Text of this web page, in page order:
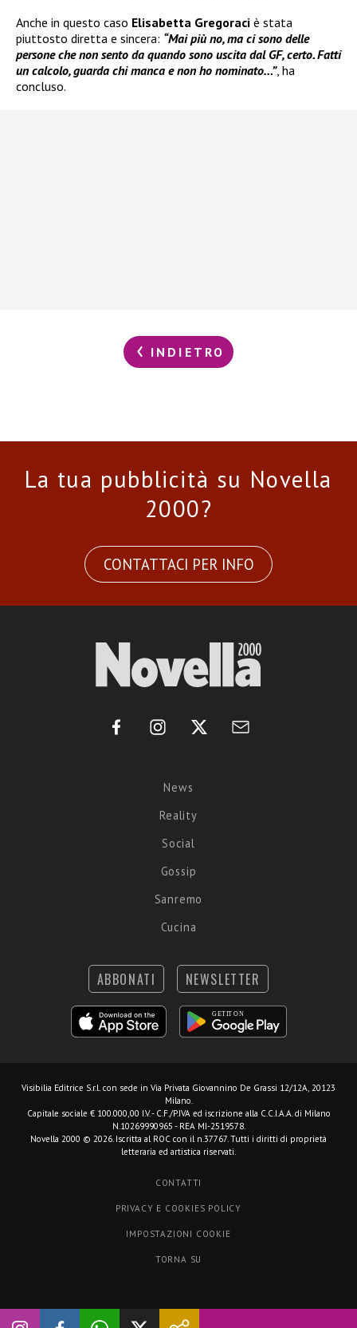
Anche in questo caso Elisabetta Gregoraci è stata
piuttosto diretta e sincera: “Mai più no, ma ci sono delle
persone che non sento da quando sono uscita dal GF, certo. Fatti
un calcolo, guarda chi manca e non ho nominato…”, ha
concluso.
INDIETRO
La tua pubblicità su Novella
2000?
CONTATTACI PER INFO
News
Reality
Social
Gossip
Sanremo
Cucina
ABBONATI NEWSLETTER
Visibilia Editrice S.r.l. con sede in Via Privata Giovannino De Grassi 12/12A, 20123
Milano.
Capitale sociale € 100.000,00 I.V. - C.F./P.IVA ed iscrizione alla C.C.I.A.A. di Milano
N.10269990965 - REA MI-2519578.
Novella 2000 © 2026. Iscritta al ROC con il n.37767. Tutti i diritti di proprietà
letteraria ed artistica riservati.
CONTATTI
PRIVACY E COOKIES POLICY
IMPOSTAZIONI COOKIE
TORNA SU